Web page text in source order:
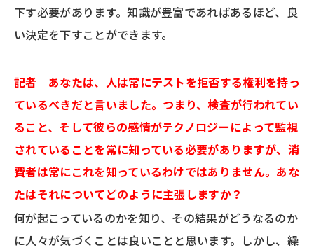
下す必要があります。知識が豊富であればあるほど、良
い決定を下すことができます。
記者 あなたは、人は常にテストを拒否する権利を持っ
ているべきだと言いました。つまり、検査が行われてい
ること、そして彼らの感情がテクノロジーによって監視
されていることを常に知っている必要がありますが、消
費者は常にこれを知っているわけではありません。あな
たはそれについてどのように主張しますか？
何が起こっているのかを知り、その結果がどうなるのか
に人々が気づくことは良いことと思います。しかし、繰